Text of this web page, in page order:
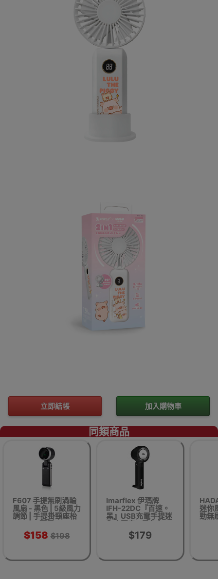
立即結帳 加入購物車
同類商品
F607 手提無刷渦輪
風扇 - 黑色 | 5級風力
調節 | 手提掛頸座枱
可用
$158 $198
Imarflex 伊瑪牌
IFH-22DC『百速。
黑』USB充電手提迷
你小圓扇 - 黑色 |
100段風速調校 | 香
港行貨 | 兩年保養
$179
迷你
勁無